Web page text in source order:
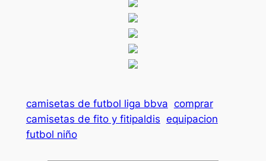
camisetas de futbol liga bbva comprar
camisetas de fito y fitipaldis equipacion
futbol niño